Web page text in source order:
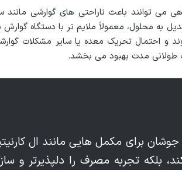
می توانند باعث ناراحتی های گوارشی
به محلول، معمولاً ملایم تر با دستگاه
و احتمال تحریک معده یا سایر مشکلات
مدت بهبود می بخشد.
جوشان برای مکمل هایی مانند ال
بلکه تجربه مصرف را دلپذیرتر و